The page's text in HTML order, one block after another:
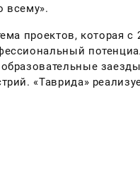
всему».
проектов, которая
«Таврида»